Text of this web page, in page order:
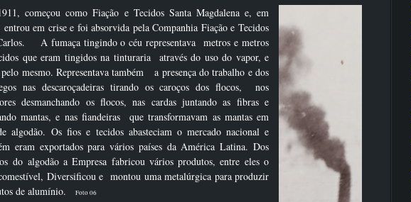
começou como Fiação e Tecidos Santa Magdalena e, em
entrou em crise e foi absorvida pela Companhia Fiação e Tecidos
A fumaça tingindo o céu representavametros e metros
que eram tingidos na tinturaria através do uso do vapor, e
pelo mesmo. Representava também a presença do trabalho e dos
nas descaroçadeiras tirando os caroços dos flocos, nos
desmanchando os flocos, nas cardas juntando as fibras e
mantas, e nas fiandeiras que transformavam as mantas em
algodão. Os fios e tecidos abasteciam o mercado nacional e
eram exportados para vários países da América Latina. Dos
do algodão a Empresa fabricou vários produtos, entre eles o
Diversificou e montou uma metalúrgica para produzir
de alumínio.
Foto 06